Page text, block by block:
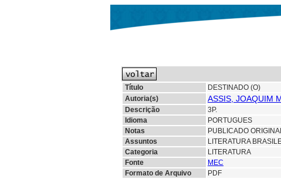
Título
DESTINADO (O)
Autoria(s)
ASSIS, JOAQUIM
Descrição
3P.
Idioma
PORTUGUES
Notas
PUBLICADO
Assuntos
LITERATURA
Categoria
LITERATURA
Fonte
MEC
Formato de Arquivo
PDF